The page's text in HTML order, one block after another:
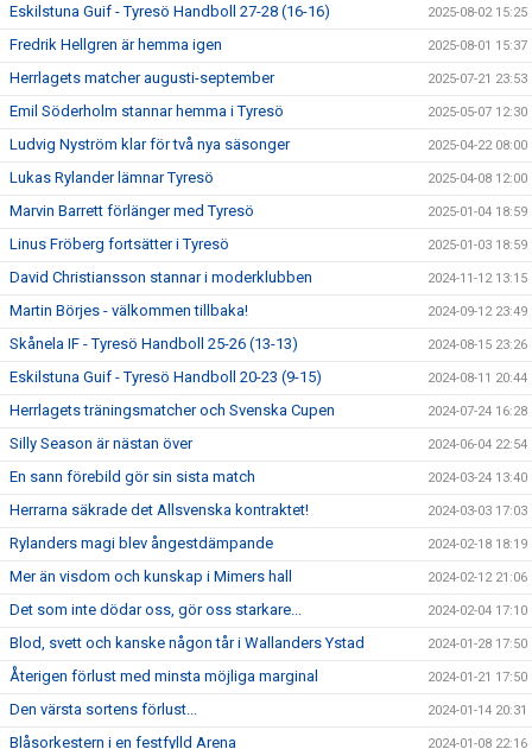
Eskilstuna Guif - Tyresö Handboll 27-28 (16-16) 2025-08-02 15:25
Fredrik Hellgren är hemma igen 2025-08-01 15:37
Herrlagets matcher augusti-september 2025-07-21 23:53
Emil Söderholm stannar hemma i Tyresö 2025-05-07 12:30
Ludvig Nyström klar för två nya säsonger 2025-04-22 08:00
Lukas Rylander lämnar Tyresö 2025-04-08 12:00
Marvin Barrett förlänger med Tyresö 2025-01-04 18:59
Linus Fröberg fortsätter i Tyresö 2025-01-03 18:59
David Christiansson stannar i moderklubben 2024-11-12 13:15
Martin Börjes - välkommen tillbaka! 2024-09-12 23:49
Skånela IF - Tyresö Handboll 25-26 (13-13) 2024-08-15 23:26
Eskilstuna Guif - Tyresö Handboll 20-23 (9-15) 2024-08-11 20:44
Herrlagets träningsmatcher och Svenska Cupen 2024-07-24 16:28
Silly Season är nästan över 2024-06-04 22:54
En sann förebild gör sin sista match 2024-03-24 13:40
Herrarna säkrade det Allsvenska kontraktet! 2024-03-03 17:03
Rylanders magi blev ångestdämpande 2024-02-18 18:19
Mer än visdom och kunskap i Mimers hall 2024-02-12 21:06
Det som inte dödar oss, gör oss starkare... 2024-02-04 17:10
Blod, svett och kanske någon tår i Wallanders Ystad 2024-01-28 17:50
Återigen förlust med minsta möjliga marginal 2024-01-21 17:50
Den värsta sortens förlust... 2024-01-14 20:31
Blåsorkestern i en festfylld Arena 2024-01-08 22:16